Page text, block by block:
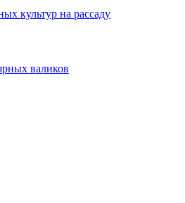
культур на рассаду
валиков